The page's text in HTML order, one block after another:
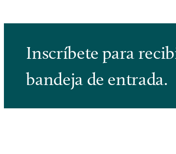
Inscríbete para
bandeja de entrada.